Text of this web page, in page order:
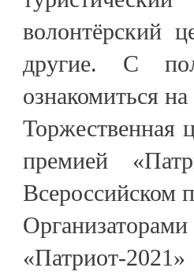
волонтёрский
другие. С
ознакомиться
Торжественная
премией
Всероссийском
«Патриот-